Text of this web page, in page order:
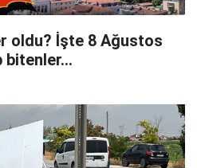
oldu? İşte 8 Ağustos
bitenler…